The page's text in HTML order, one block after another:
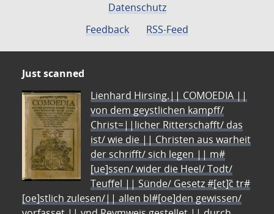
Datenschutz
Feedback
RSS-Feed
Just scanned
Lienhard Hirsing.|| COMOEDIA ||
von dem geystlichen kampff/
Christ=||licher Ritterschafft/ das
ist/ wie die || Christen aus warheit
der schrifft/ sich legen || m#
[ue]ssen/ wider die Heel/ Todt/
Teuffel || Sünde/ Gesetz #[et]c̃ tr#
[oe]stlich zulesen/|| allen bl#[oe]den gewissen/